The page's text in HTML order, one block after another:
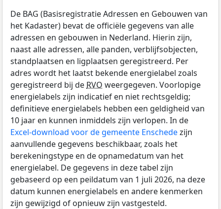
De BAG (Basisregistratie Adressen en Gebouwen van
het Kadaster) bevat de officiële gegevens van alle
adressen en gebouwen in Nederland. Hierin zijn,
naast alle adressen, alle panden, verblijfsobjecten,
standplaatsen en ligplaatsen geregistreerd. Per
adres wordt het laatst bekende energielabel zoals
geregistreerd bij de RVO weergegeven. Voorlopige
energielabels zijn indicatief en niet rechtsgeldig;
definitieve energielabels hebben een geldigheid van
10 jaar en kunnen inmiddels zijn verlopen. In de
Excel-download voor de gemeente Enschedezijn
aanvullende gegevens beschikbaar, zoals het
berekeningstype en de opnamedatum van het
energielabel. De gegevens in deze tabel zijn
gebaseerd op een peildatum van 1 juli 2026, na deze
datum kunnen energielabels en andere kenmerken
zijn gewijzigd of opnieuw zijn vastgesteld.